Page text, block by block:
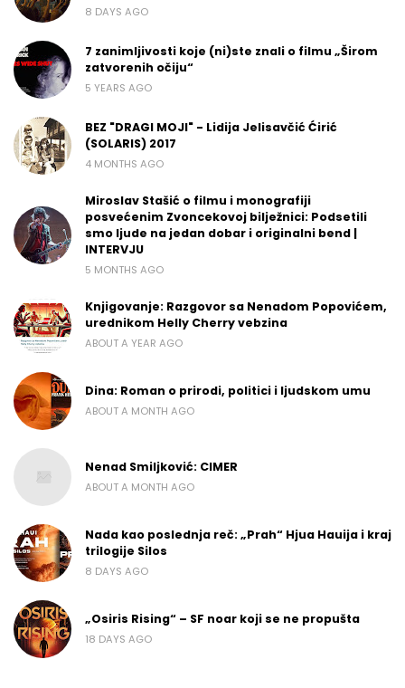
8 DAYS AGO
7 zanimljivosti koje (ni)ste znali o filmu „Širom
zatvorenih očiju“
5 YEARS AGO
BEZ "DRAGI MOJI" - Lidija Jelisavčić Ćirić
(SOLARIS) 2017
4 MONTHS AGO
Miroslav Stašić o filmu i monografiji
posvećenim Zvoncekovoj bilježnici: Podsetili
smo ljude na jedan dobar i originalni bend |
INTERVJU
5 MONTHS AGO
Knjigovanje: Razgovor sa Nenadom Popovićem,
urednikom Helly Cherry vebzina
ABOUT A YEAR AGO
Dina: Roman o prirodi, politici i ljudskom umu
ABOUT A MONTH AGO
Nenad Smiljković: CIMER
ABOUT A MONTH AGO
Nada kao poslednja reč: „Prah“ Hjua Hauija i kraj
trilogije Silos
8 DAYS AGO
„Osiris Rising“ – SF noar koji se ne propušta
18 DAYS AGO